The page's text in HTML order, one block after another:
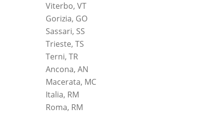
Viterbo, VT
Gorizia, GO
Sassari, SS
Trieste, TS
Terni, TR
Ancona, AN
Macerata, MC
Italia, RM
Roma, RM